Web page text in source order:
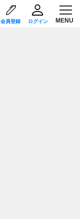
会員登録 ログイン